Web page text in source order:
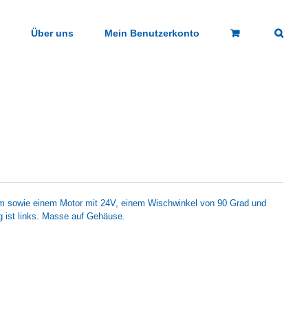
Über uns Mein Benutzerkonto
sowie einem Motor mit 24V, einem Wischwinkel von 90 Grad und
ist links. Masse auf Gehäuse.